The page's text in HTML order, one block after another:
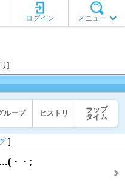
メニュー
ログイン
]
ループ ヒストリ
ラップ
タイム
]
・・;